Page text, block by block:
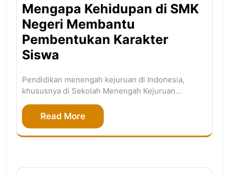
Mengapa Kehidupan di SMK
Negeri Membantu
Pembentukan Karakter
Siswa
Pendidikan menengah kejuruan di Indonesia,
khususnya di Sekolah Menengah Kejuruan…
Read More